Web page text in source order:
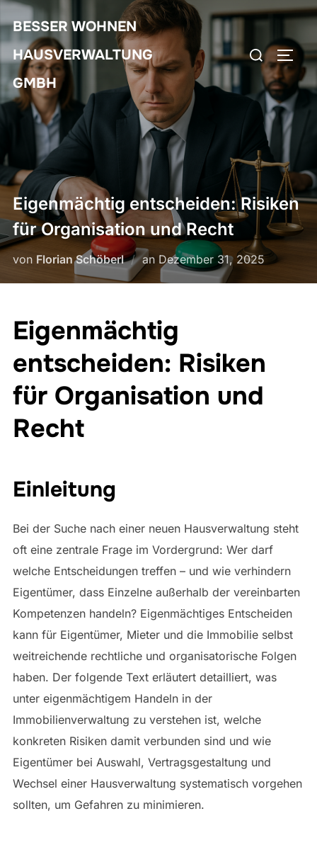
Zum
Inhalt
springen
BESSER WOHNEN
HAUSVERWALTUNG
GMBH
Suchen
nach:
Eigenmächtig entscheiden: Risiken
für Organisation und Recht
von Florian Schöberl an Veröffentlicht
am
Dezember 31, 2025
Eigenmächtig
entscheiden: Risiken
für Organisation und
Recht
Einleitung
Bei der Suche nach einer neuen Hausverwaltung steht
oft eine zentrale Frage im Vordergrund: Wer darf
welche Entscheidungen treffen – und wie verhindern
Eigentümer, dass Einzelne außerhalb der vereinbarten
Kompetenzen handeln? Eigenmächtiges Entscheiden
kann für Eigentümer, Mieter und die Immobilie selbst
weitreichende rechtliche und organisatorische Folgen
haben. Der folgende Text erläutert detailliert, was
unter eigenmächtigem Handeln in der
Immobilienverwaltung zu verstehen ist, welche
konkreten Risiken damit verbunden sind und wie
Eigentümer bei Auswahl, Vertragsgestaltung und
Wechsel einer Hausverwaltung systematisch vorgehen
sollten, um Gefahren zu minimieren.